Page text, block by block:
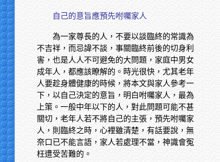
自己的意旨應預先咐囑家人
為一家尊長的人，不要以談臨終的常識為
不吉祥，而忌諱不談，事關臨終前後的切身利
害，也是人人不可避免的大問題，家庭中男女
成年人，都應該瞭解的。時光很快，尤其老年
人要趁身體健康的時候，將本文與家人參考一
下，以自己決定的意旨，明白咐囑家人，最為
上策。一般中年以下的人，對此問題可能不甚
關切，老年人若不將自己的主張，預先咐囑家
人，則臨終之時，心裡雖清楚，有話要說，無
奈口已不能言語，家人若處理不當，神識會冤
枉遭受苦難的。